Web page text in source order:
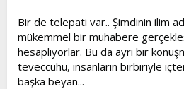
Bir de telepati var.. Şimdinin ilim
mükemmel bir muhabere
hesaplıyorlar. Bu da ayrı bir
teveccühü, insanların birbiriyle
başka beyan...